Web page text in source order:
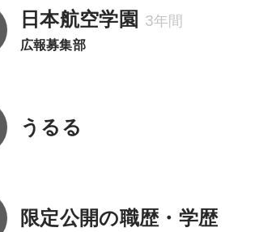
日本航空学園 3年間
広報募集部
うるる
限定公開の職歴・学歴